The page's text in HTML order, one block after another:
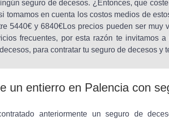
seguro de decesos. ¿Entonces, que
tomamos en cuenta los costos medios de
5440€ y 6840€Los precios pueden ser muy
frecuentes, por esta razón te invitamos
para contratar tu seguro de decesos y
un entierro en Palencia con
anteriormente un seguro de